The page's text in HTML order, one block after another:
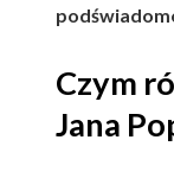
Czym
Jana